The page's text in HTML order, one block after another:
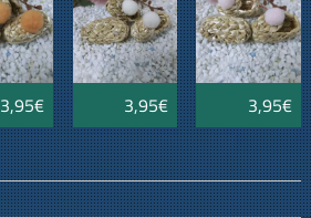
3,95€ 3,95€ 3,95€